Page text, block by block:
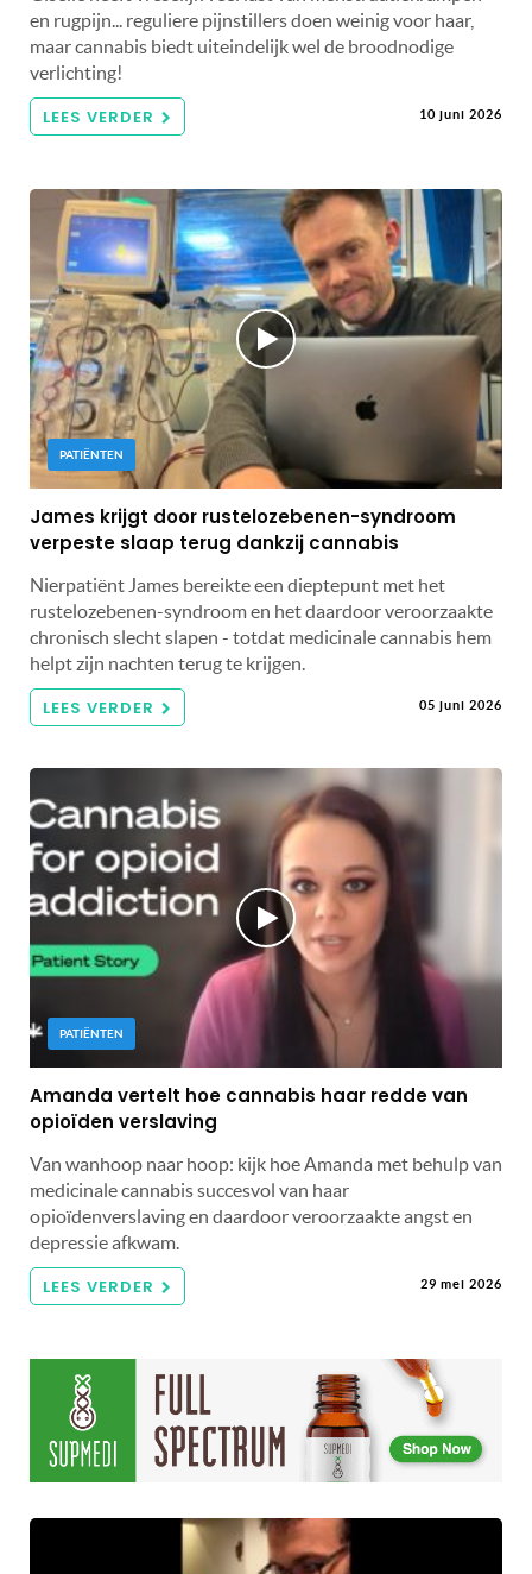
en rugpijn... reguliere pijnstillers doen weinig voor haar,
maar cannabis biedt uiteindelijk wel de broodnodige
verlichting!
LEES VERDER 10 juni 2026
PATIËNTEN
James krijgt door rustelozebenen-syndroom
verpeste slaap terug dankzij cannabis
Nierpatiënt James bereikte een dieptepunt met het
rustelozebenen-syndroom en het daardoor veroorzaakte
chronisch slecht slapen - totdat medicinale cannabis hem
helpt zijn nachten terug te krijgen.
LEES VERDER 05 juni 2026
PATIËNTEN
Amanda vertelt hoe cannabis haar redde van
opioïden verslaving
Van wanhoop naar hoop: kijk hoe Amanda met behulp van
medicinale cannabis succesvol van haar
opioïdenverslaving en daardoor veroorzaakte angst en
depressie afkwam.
LEES VERDER 29 mei 2026